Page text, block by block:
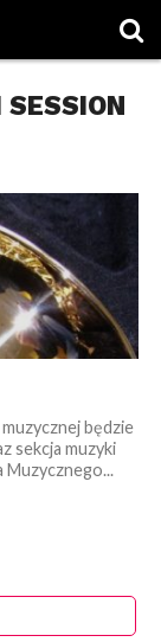
będzie
sekcja muzyki